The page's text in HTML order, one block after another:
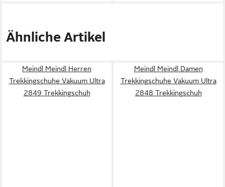
Ähnliche Artikel
Meindl Meindl Herren
Trekkingschuhe Vakuum Ultra
2849 Trekkingschuh
Meindl Meindl Damen
Trekkingschuhe Vakuum Ultra
2848 Trekkingschuh